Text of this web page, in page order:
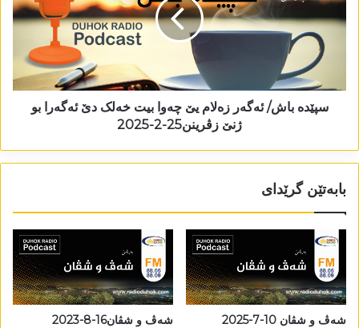
سپێدە باش/ ئەگەر زەلام یێ چەوا بیت خەلک دێ ئەگەرا بو
ژنێ زڤرینن25-2-2025
بابەتێن گرێدای
شەڤ و شڤان 10-7-2025 شەڤ و شڤان16-8-2023